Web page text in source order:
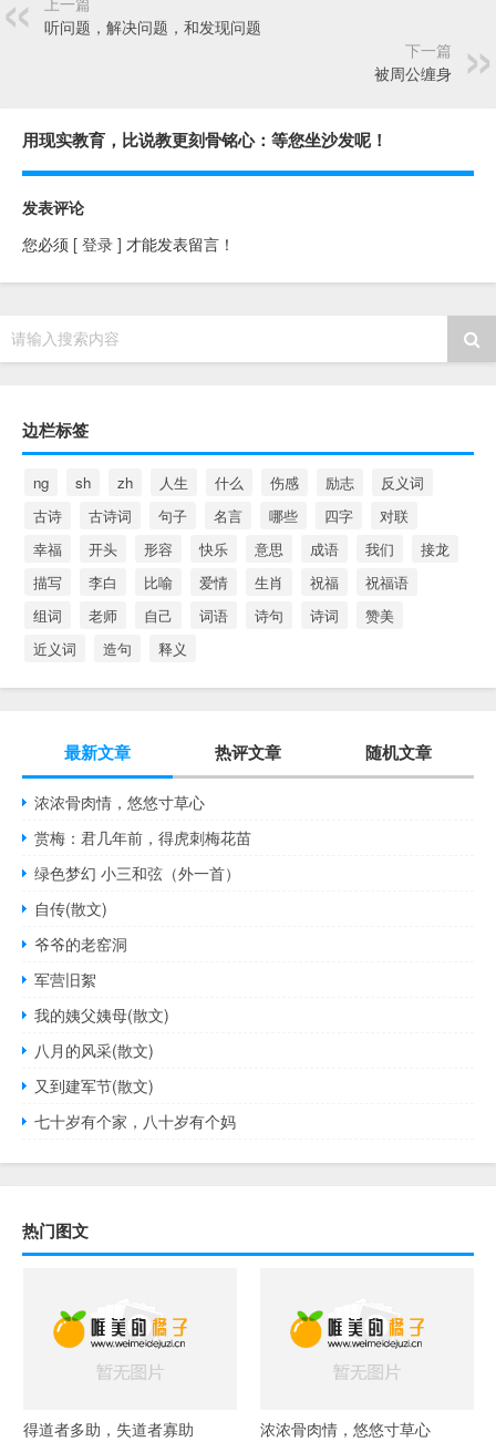
听问题，解决问题，和发现问题
下一篇
被周公缠身
用现实教育，比说教更刻骨铭心：等您坐沙发呢！
发表评论
您必须 [ 登录 ] 才能发表留言！
请输入搜索内容
边栏标签
ng sh zh 人生 什么 伤感 励志
反义词
古诗
古诗词 句子 名言 哪些 四字
对联
幸福
开头 形容 快乐 意思 成语 我们
接龙
描写
李白 比喻 爱情 生肖 祝福
祝福语
组词
老师 自己 词语 诗句 诗词
赞美
近义词
造句 释义
最新文章 热评文章 随机文章
浓浓骨肉情，悠悠寸草心
赏梅：君几年前，得虎刺梅花苗
绿色梦幻 小三和弦（外一首）
自传(散文)
爷爷的老窑洞
军营旧絮
我的姨父姨母(散文)
八月的风采(散文)
又到建军节(散文)
七十岁有个家，八十岁有个妈
热门图文
得道者多助，失道者寡助 浓浓骨肉情，悠悠寸草心